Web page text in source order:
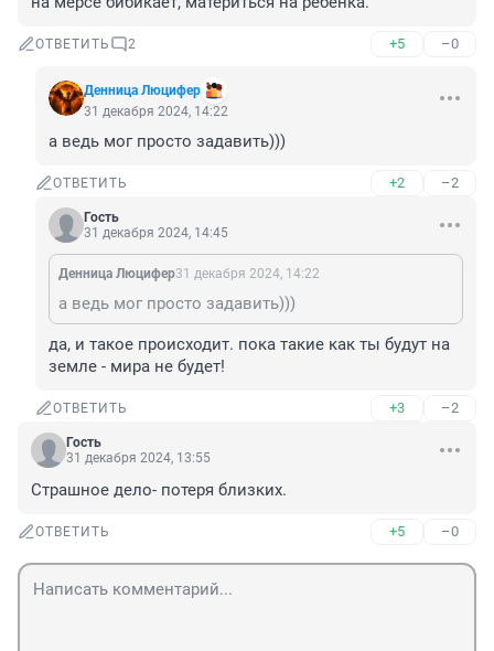
ОТВЕТИТЬ 2 +5 –0
Денница Люцифер
31 декабря 2024, 14:22
а ведь мог просто задавить)))
ОТВЕТИТЬ +2 –2
Гость
31 декабря 2024, 14:45
Денница Люцифер31 декабря 2024, 14:22
а ведь мог просто задавить)))
да, и такое происходит. пока такие как ты будут на
земле - мира не будет!
ОТВЕТИТЬ +3 –2
Гость
31 декабря 2024, 13:55
Страшное дело- потеря близких.
ОТВЕТИТЬ +5 –0